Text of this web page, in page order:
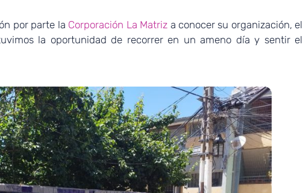
por parte la Corporación La Matriz a conocer su organización, el
la oportunidad de recorrer en un ameno día y sentir el